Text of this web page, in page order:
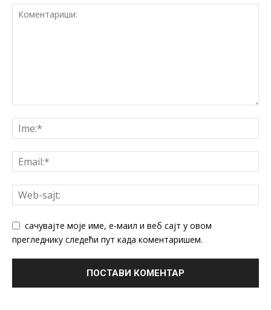
сачувајте моје име, е-маил и веб сајт у овом
прегледнику следећи пут када коментаришем.